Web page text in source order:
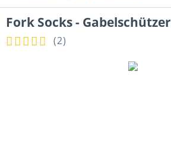
Fork Socks - Gabelschützer
(2)